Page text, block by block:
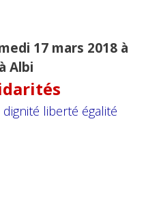
17 mars 2018 à
Albi
liberté égalité